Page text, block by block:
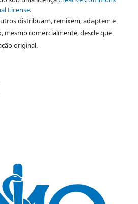
License.
distribuam, remixem, adaptem e
mesmo comercialmente, desde que
original.